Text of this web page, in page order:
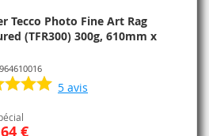
Tecco Photo Fine Art Rag
(TFR300) 300g, 610mm x
5 avis
€